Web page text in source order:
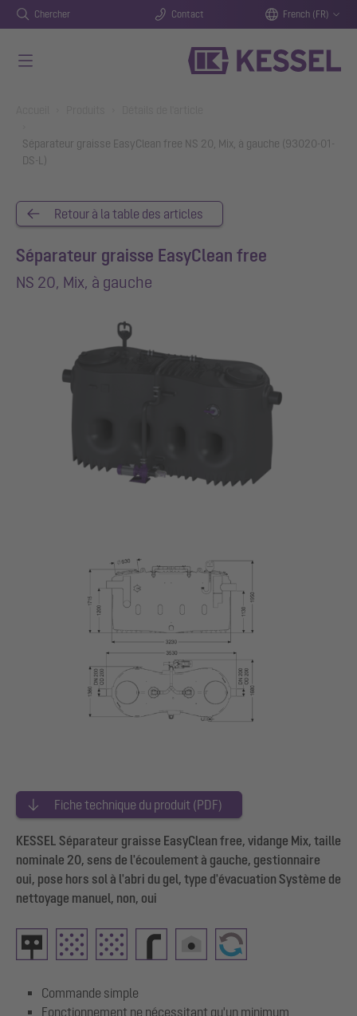
Chercher Contact French (FR)
Séparateur graisse EasyClean free NS 20, Mix, à gauche (93020-01-
DS-L)
Retour à la table des articles
Séparateur graisse EasyClean free
NS 20, Mix, à gauche
Fiche technique du produit (PDF)
KESSEL Séparateur graisse EasyClean free, vidange Mix, taille
nominale 20, sens de l'écoulement à gauche, gestionnaire
oui, pose hors sol à l'abri du gel, type d'évacuation Système de
nettoyage manuel, non, oui
Commande simple
Fonctionnement ne nécessitant qu'un minimum